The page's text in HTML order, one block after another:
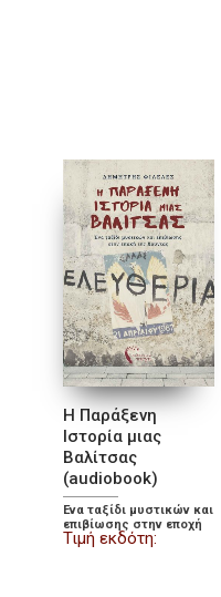
Η Παράξενη
Ιστορία μιας
Βαλίτσας
(audiobook)
Ένα ταξίδι μυστικών και
επιβίωσης στην εποχή
της Χούντας
Τιμή εκδότη: